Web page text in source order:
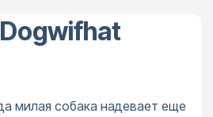
милая собака надевает еще